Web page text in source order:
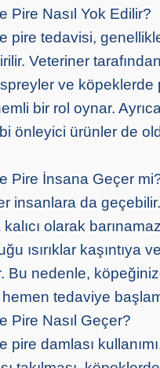
Pire Nasıl Yok Edilir?
pire tedavisi,
Veteriner
ve köpeklerde
bir rol oynar.
önleyici ürünler de
Pire İnsana Geçer
insanlara da
olarak
ısırıklar kaşıntıya
Bu nedenle,
tedaviye
Pire Nasıl Geçer?
pire damlası